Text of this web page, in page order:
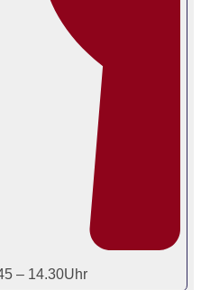
– 14.30Uhr